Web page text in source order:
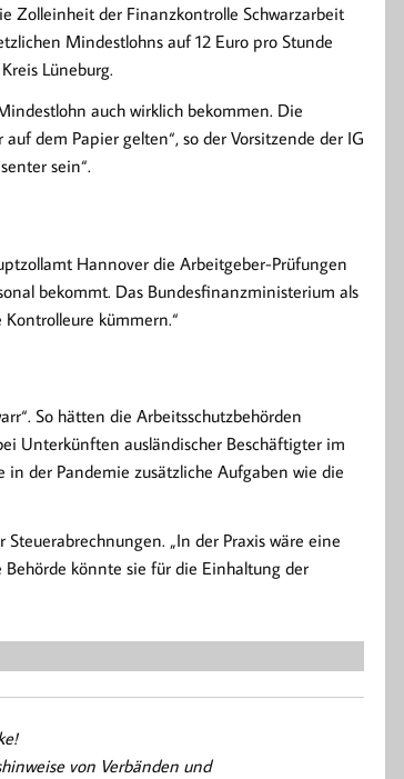
Zolleinheit der Finanzkontrolle Schwarzarbeit
Mindestlohns auf 12 Euro pro Stunde
Lüneburg.
auch wirklich bekommen. Die
dem Papier gelten“, so der Vorsitzende der IG
sein“.
Hannover die Arbeitgeber-Prüfungen
bekommt. Das Bundesfinanzministerium als
kümmern.“
So hätten die Arbeitsschutzbehörden
Unterkünften ausländischer Beschäftigter im
in der Pandemie zusätzliche Aufgaben wie die
„In der Praxis wäre eine
könnte sie für die Einhaltung der
von Verbänden und